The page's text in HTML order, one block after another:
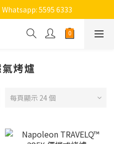
Whatsapp: 5595 6333
烤爐
每頁顯示 24 個